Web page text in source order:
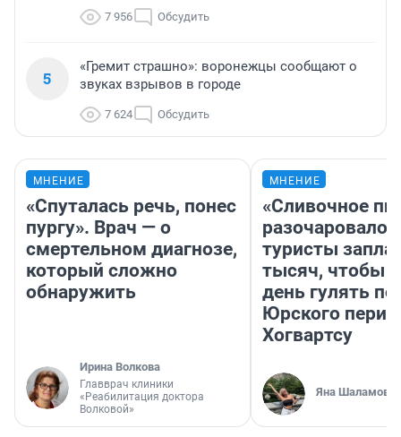
7 956 Обсудить
5
«Гремит страшно»: воронежцы сообщают о
звуках взрывов в городе
7 624 Обсудить
МНЕНИЕ
«Спуталась речь, понес
пургу». Врач — о
смертельном диагнозе,
который сложно
обнаружить
Ирина Волкова
Главврач клиники
«Реабилитация доктора
Волковой»
МНЕНИЕ
«Сливочное
разочаровало»:
туристы
тысяч, чтобы
день гулять по
Юрского
Хогвартсу
Яна Шаламова